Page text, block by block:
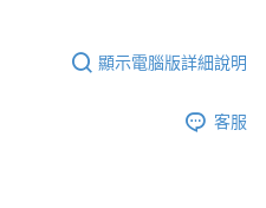
顯示電腦版詳細說明
客服